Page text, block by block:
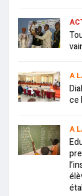
A
ce
A